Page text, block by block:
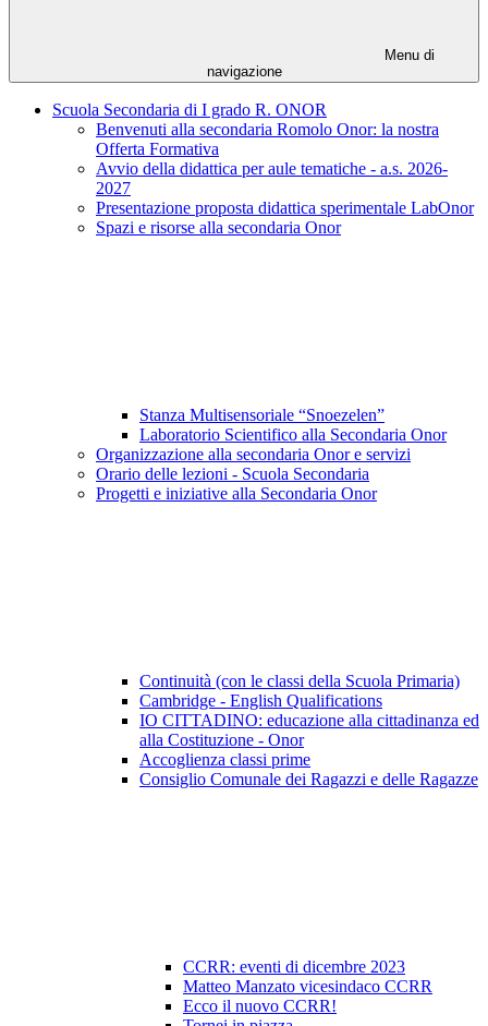
Menu di
navigazione
Scuola Secondaria di I grado R. ONOR
Benvenuti alla secondaria Romolo Onor: la nostra
Offerta Formativa
Avvio della didattica per aule tematiche - a.s. 2026-
2027
Presentazione proposta didattica sperimentale LabOnor
Spazi e risorse alla secondaria Onor
Stanza Multisensoriale “Snoezelen”
Laboratorio Scientifico alla Secondaria Onor
Organizzazione alla secondaria Onor e servizi
Orario delle lezioni - Scuola Secondaria
Progetti e iniziative alla Secondaria Onor
Continuità (con le classi della Scuola Primaria)
Cambridge - English Qualifications
IO CITTADINO: educazione alla cittadinanza ed
alla Costituzione - Onor
Accoglienza classi prime
Consiglio Comunale dei Ragazzi e delle Ragazze
CCRR: eventi di dicembre 2023
Matteo Manzato vicesindaco CCRR
Ecco il nuovo CCRR!